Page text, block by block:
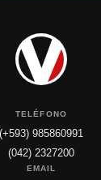
TELÉFONO
(+593) 985860991
(042) 2327200
EMAIL